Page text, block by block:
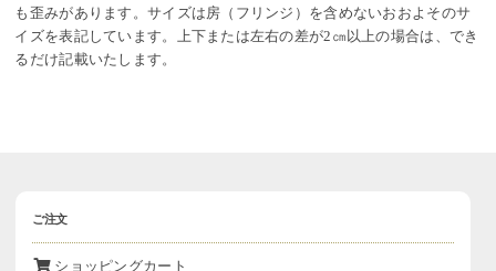
も歪みがあります。サイズは房（フリンジ）を含めないおおよそのサ
イズを表記しています。上下または左右の差が2㎝以上の場合は、でき
るだけ記載いたします。
ご注文
ショッピングカート